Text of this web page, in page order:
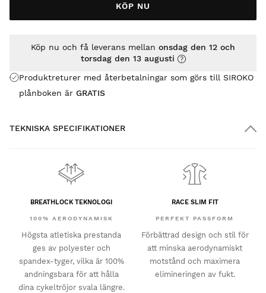
KÖP NU
Produktreturer med återbetalningar som görs till SIROKO
plånboken är GRATIS
Köp nu och få leverans mellan onsdag den 12 och
torsdag den 13 augusti
TEKNISKA SPECIFIKATIONER
BREATHLOCK TEKNOLOGI
100% AERODYNAMISK
Högsta atletiska prestanda
ges av polyester och
spandex-tyger, vilka är 100%
andningsbara för att hålla
dina cykeltröjor svala längre.
RACE SLIM FIT
PERFEKT PASSFORM
Förbättrad design och stil för
att minska aerodynamiskt
motstånd och maximera
elimineringen av fukt.